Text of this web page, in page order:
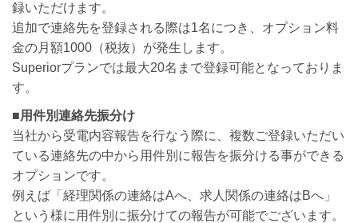
録いただけます。
追加で連絡先を登録される際は1名につき、オプション料
金の月額1000（税抜）が発生します。
Superiorプランでは最大20名まで登録可能となっておりま
す。
■用件別連絡先振分け
当社から受電内容報告を行なう際に、複数ご登録いただい
ている連絡先の中から用件別に報告を振分ける事ができる
オプションです。
例えば「経理関係の連絡はAへ、求人関係の連絡はBへ」
という様に用件別に振分けての報告が可能でございます。